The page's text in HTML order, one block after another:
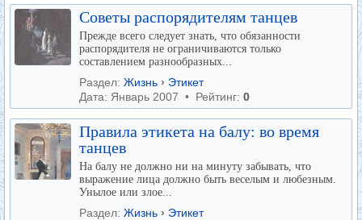
Советы распорядителям танцев
Прежде всего следует знать, что обязанности
распорядителя не ограничиваются только
составлением разнообразных...
Раздел: Жизнь › Этикет
Дата: Январь 2007 • Рейтинг: 0
Правила этикета на балу: во время
танцев
На балу не должно ни на минуту забывать, что
выражение лица должно быть веселым и любезным.
Унылое или злое...
Раздел: Жизнь › Этикет